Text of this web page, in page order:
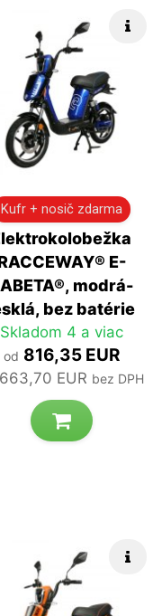
Kufr + nosič zdarma
E-
modrá-
bez batérie
Skladom 4 a viac
od 816,35 EUR
663,70 EUR bez DPH